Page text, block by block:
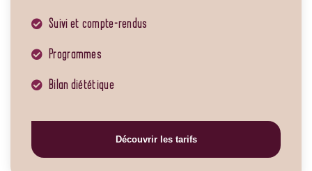
Suivi et compte-rendus
Programmes
Bilan diététique
Découvrir les tarifs